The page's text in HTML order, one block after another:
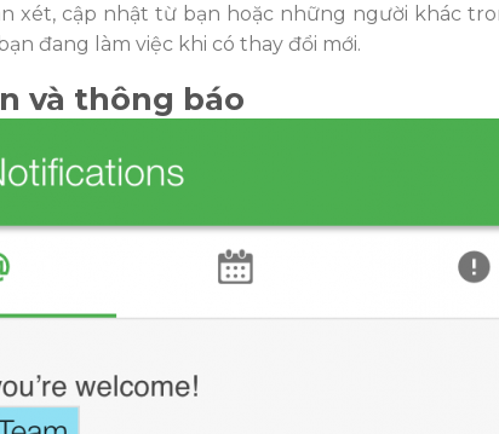
xét, cập nhật từ bạn hoặc những người khác
đang làm việc khi có thay đổi mới.
và thông báo